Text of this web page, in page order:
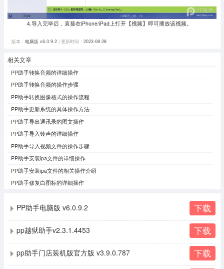
4.导入完毕后，直接在iPhone/iPad上打开【视频】即可播放该视频。
版本： 电脑版 v6.0.9.2| 更新时间： 2023-08-28
相关文章
PP助手转换音频的详细操作
PP助手转换音频的操作步骤
PP助手转换图像格式的操作流程
PP助手更新系统的具体操作方法
PP助手导出通讯录的图文操作
PP助手导入铃声的详细操作
PP助手导入视频文件的操作步骤
PP助手安装ipa文件的详细操作
PP助手安装ipa文件的相关操作介绍
PP助手修复白图标的详细操作
PP助手电脑版 v6.0.9.2 下载
pp越狱助手v2.3.1.4453 下载
pp助手门店装机版官方版 v3.9.0.787 下载